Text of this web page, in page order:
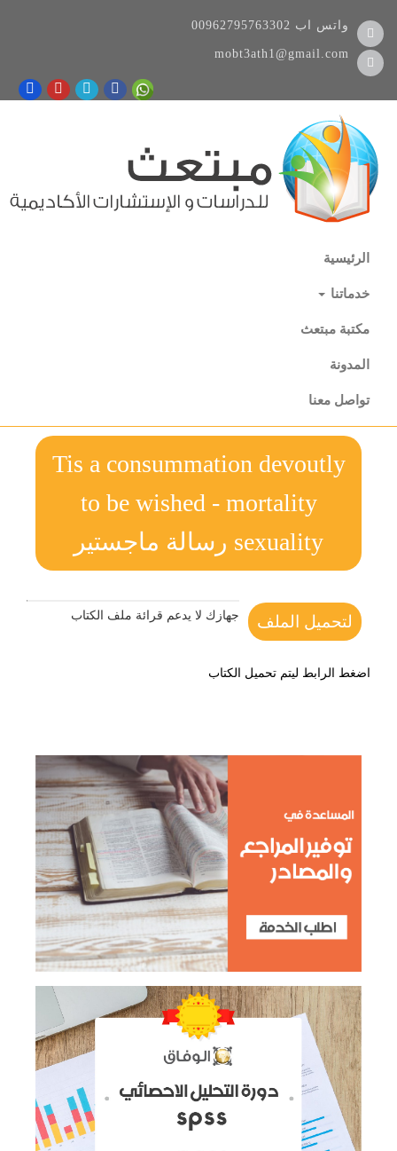
00962795763302 واتس اب
mobt3ath1@gmail.com
الرئيسية
خدماتنا
مكتبة مبتعث
المدونة
تواصل معنا
Tis a consummation devoutly
to be wished - mortality
sexuality رسالة ماجستير
لتحميل الملف جهازك لا يدعم قرائة ملف الكتاب
اضغط الرابط ليتم تحميل الكتاب